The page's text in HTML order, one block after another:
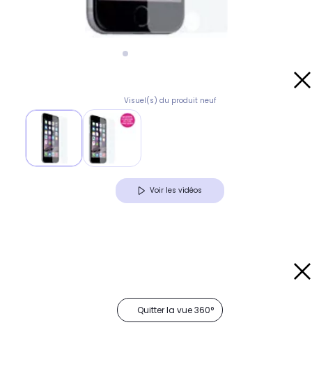
Visuel(s) du produit neuf
Voir les vidéos
Quitter la vue 360°